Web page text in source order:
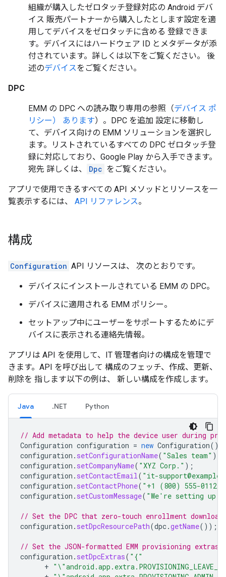
組織が購入したゼロタッチ登録対応の Android デバ
イス 販売パートナーから購入したとします設定を適
用してデバイスをゼロタッチに含める 登録できま
す。デバイスにはハードウェア ID とメタデータが添
付されています。詳しくは以下をご覧ください。 後
述のデバイスをご覧ください。
DPC
EMM の DPC への読み取り専用の参照（デバイス ポ
リシー） あります）。DPC を追加 設定に移動し
て、デバイス向けの EMM ソリューションを選択し
ます。リストされているすべての DPC ゼロタッチ登
録に対応しており、Google Play から入手できます。
宛先 詳しくは、
Dpc をご覧ください。
アプリで使用できるすべての API メソッドとリソースを一
覧表示するには、 API リファレンス。
構成
Configuration API リソースは、 次のとおりです。
デバイスにインストールされている EMM の DPC。
デバイスに適用される EMM ポリシー。
セットアップ中にユーザーをサポートするためにデ
バイスに表示される連絡先情報。
アプリは API を使用して、IT 管理者向けの構成を管理で
きます。API を呼び出して 構成のフェッチ、作成、更新、
削除を 指します以下の例は、 新しい構成を作成します。
Java .NET Python
// Add metadata to help the device user during
Configuration configuration = new Configuration();
configuration . setConfigurationName( "Sales team" );
configuration . setCompanyName( "XYZ Corp." );
configuration . setContactEmail( "it-
configuration . setContactPhone( "+1 (800) 555-0112"
configuration . setCustomMessage( "We're setting up
// Set the DPC that zero-touch enrollment
configuration . setDpcResourcePath(dpc.getName());
// Set the JSON-formatted EMM provisioning extras
configuration . setDpcExtras( "{"
+